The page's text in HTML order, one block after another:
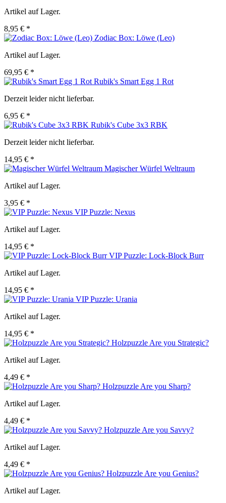
Artikel auf Lager.
8,95 € *
Zodiac Box: Löwe (Leo)
Artikel auf Lager.
69,95 € *
Rubik's Smart Egg 1 Rot
Derzeit leider nicht lieferbar.
6,95 € *
Rubik's Cube 3x3 RBK
Derzeit leider nicht lieferbar.
14,95 € *
Magischer Würfel Weltraum
Artikel auf Lager.
3,95 € *
VIP Puzzle: Nexus
Artikel auf Lager.
14,95 € *
VIP Puzzle: Lock-Block Burr
Artikel auf Lager.
14,95 € *
VIP Puzzle: Urania
Artikel auf Lager.
14,95 € *
Holzpuzzle Are you Strategic?
Artikel auf Lager.
4,49 € *
Holzpuzzle Are you Sharp?
Artikel auf Lager.
4,49 € *
Holzpuzzle Are you Savvy?
Artikel auf Lager.
4,49 € *
Holzpuzzle Are you Genius?
Artikel auf Lager.